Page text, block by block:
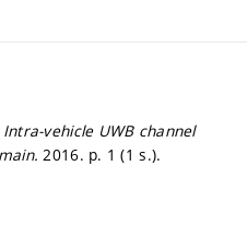
Intra-vehicle UWB channel
2016. p. 1 (1 s.).